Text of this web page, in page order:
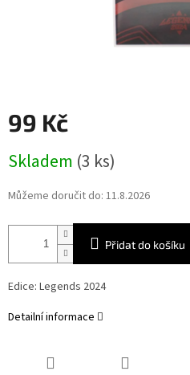
99 Kč
cena:
Skladem (3 ks)
Můžeme doručit do: 11.8.2026
Přidat do košíku
Edice: Legends 2024
Detailní informace